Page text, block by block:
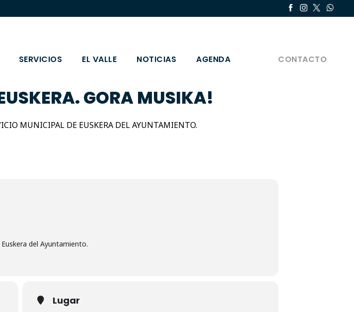
SERVICIOS EL VALLE NOTICIAS AGENDA CONTACTO
GORA MUSIKA!
MUNICIPAL DE EUSKERA DEL AYUNTAMIENTO.
del Ayuntamiento.
Lugar